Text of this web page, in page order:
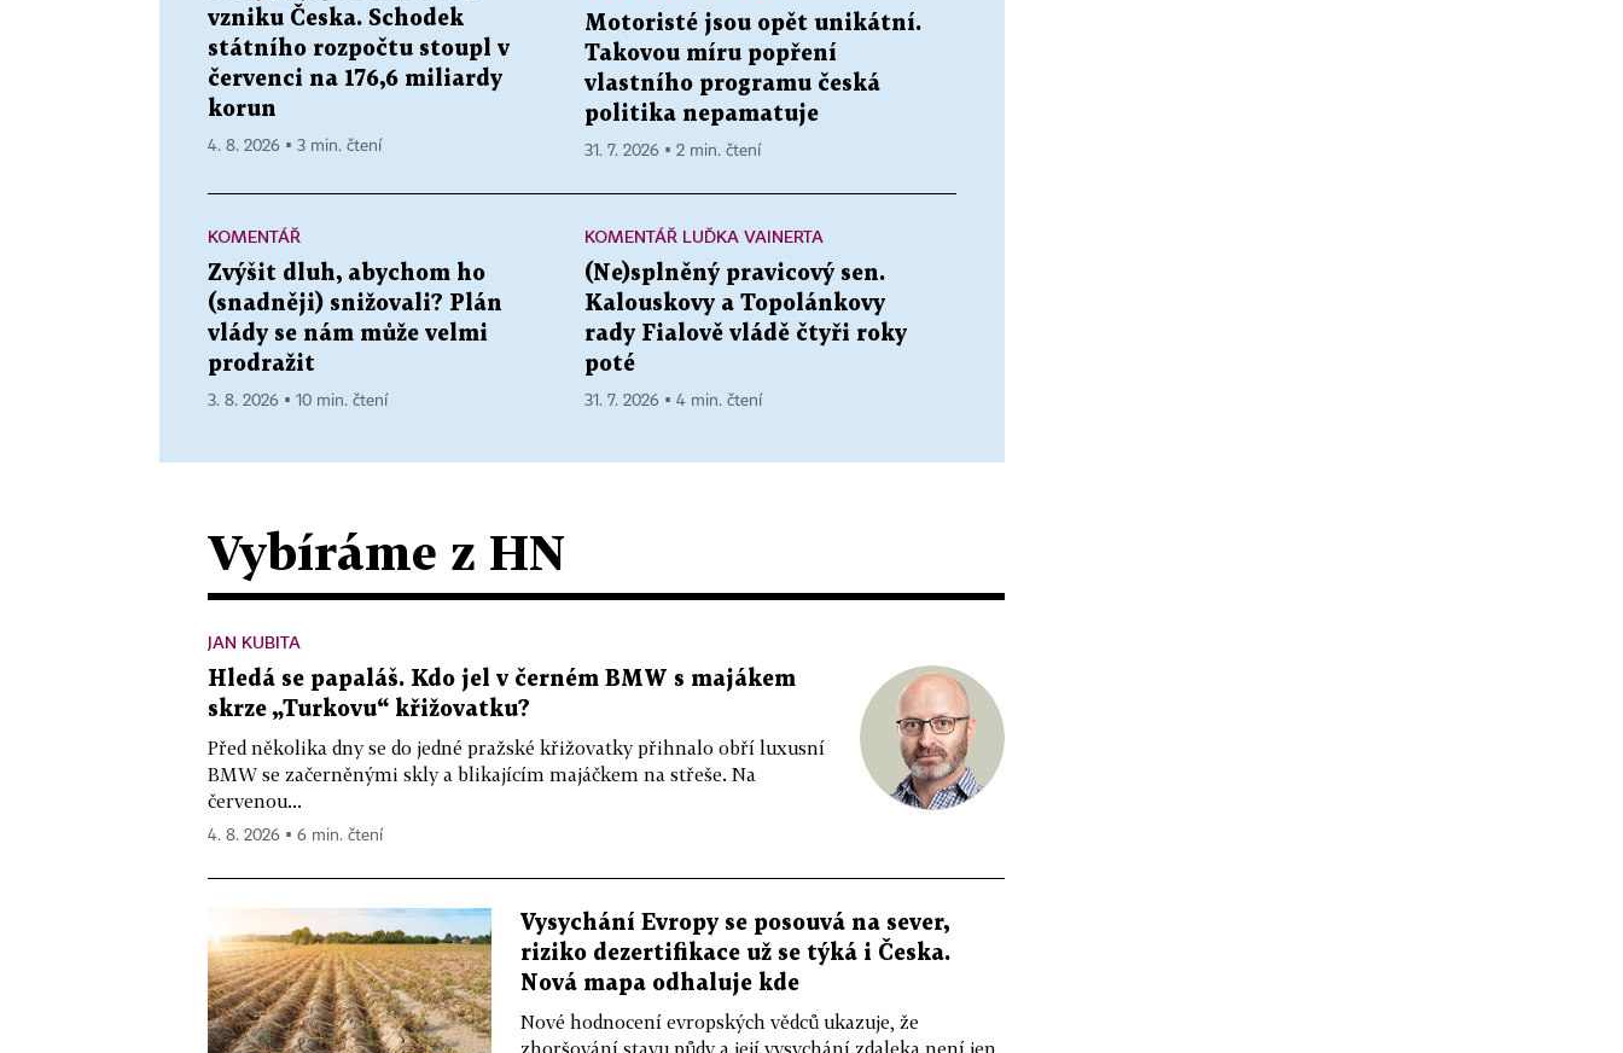
vzniku Česka. Schodek
státního rozpočtu stoupl v
červenci na 176,6 miliardy
korun
4. 8. 2026 ▪ 3 min. čtení
Motoristé jsou opět unikátní.
Takovou míru popření
vlastního programu česká
politika nepamatuje
31. 7. 2026 ▪ 2 min. čtení
KOMENTÁŘ
Zvýšit dluh, abychom ho
(snadněji) snižovali? Plán
vlády se nám může velmi
prodražit
3. 8. 2026 ▪ 10 min. čtení
KOMENTÁŘ LUĎKA VAINERTA
(Ne)splněný pravicový sen.
Kalouskovy a Topolánkovy
rady Fialově vládě čtyři roky
poté
31. 7. 2026 ▪ 4 min. čtení
Vybíráme z HN
JAN KUBITA
Hledá se papaláš. Kdo jel v černém BMW s majákem
skrze „Turkovu“ křižovatku?
Před několika dny se do jedné pražské křižovatky přihnalo obří luxusní
BMW se začerněnými skly a blikajícím majáčkem na střeše. Na
červenou...
4. 8. 2026 ▪ 6 min. čtení
Vysychání Evropy se posouvá na sever,
riziko dezertifikace už se týká i Česka.
Nová mapa odhaluje kde
Nové hodnocení evropských vědců ukazuje, že
zhoršování stavu půdy a její vysychání zdaleka není jen